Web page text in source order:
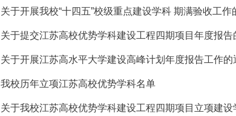
关于开展我校“十四五”校级重点建设学科 期满验收工作
关于提交江苏高校优势学科建设工程四期项目年度报告
关于开展江苏高水平大学建设高峰计划年度报告工作的
我校历年立项江苏高校优势学科名单
关于我校江苏高校优势学科建设工程四期项目立项建